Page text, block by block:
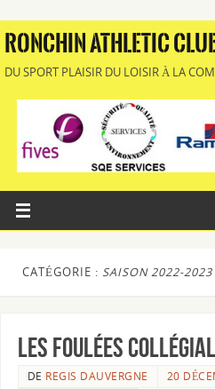
RONCHIN ATHLETIC
DU SPORT PLAISIR DU LOISIR À LA
CATÉGORIE : SAISON 2022-2023
Les Foulées
DE REGIS DAUVERGNE
20